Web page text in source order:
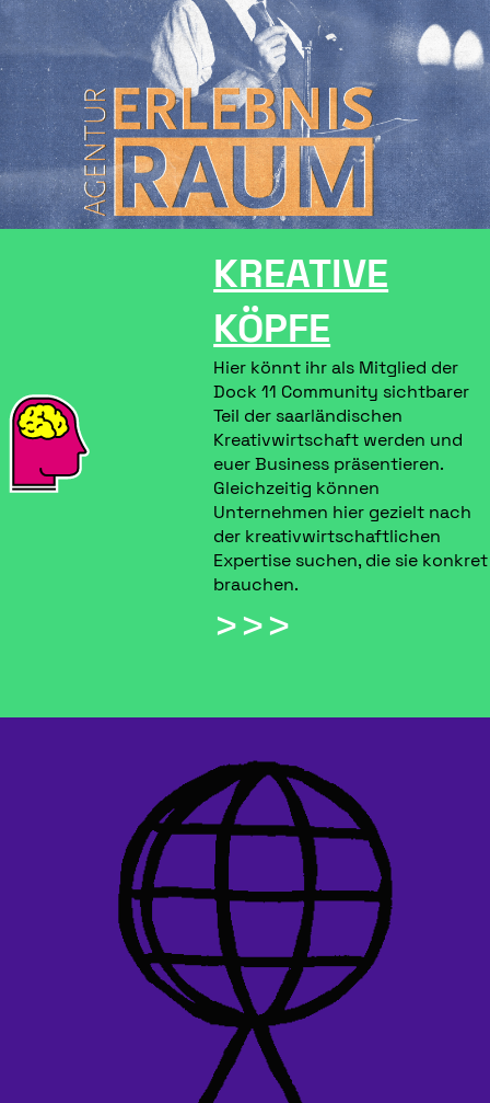
KREATIVE
KÖPFE
Hier könnt ihr als Mitglied der
Dock 11 Community sichtbarer
Teil der saarländischen
Kreativwirtschaft werden und
euer Business präsentieren.
Gleichzeitig können
Unternehmen hier gezielt nach
der kreativwirtschaftlichen
Expertise suchen, die sie konkret
brauchen.
>>>